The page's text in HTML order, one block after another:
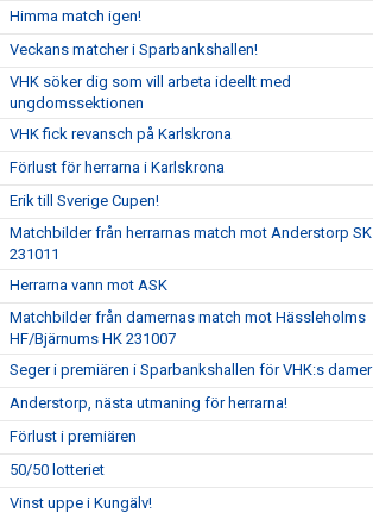
Himma match igen!
Veckans matcher i Sparbankshallen!
VHK söker dig som vill arbeta ideellt med
ungdomssektionen
VHK fick revansch på Karlskrona
Förlust för herrarna i Karlskrona
Erik till Sverige Cupen!
Matchbilder från herrarnas match mot Anderstorp SK
231011
Herrarna vann mot ASK
Matchbilder från damernas match mot Hässleholms
HF/Bjärnums HK 231007
Seger i premiären i Sparbankshallen för VHK:s damer
Anderstorp, nästa utmaning för herrarna!
Förlust i premiären
50/50 lotteriet
Vinst uppe i Kungälv!